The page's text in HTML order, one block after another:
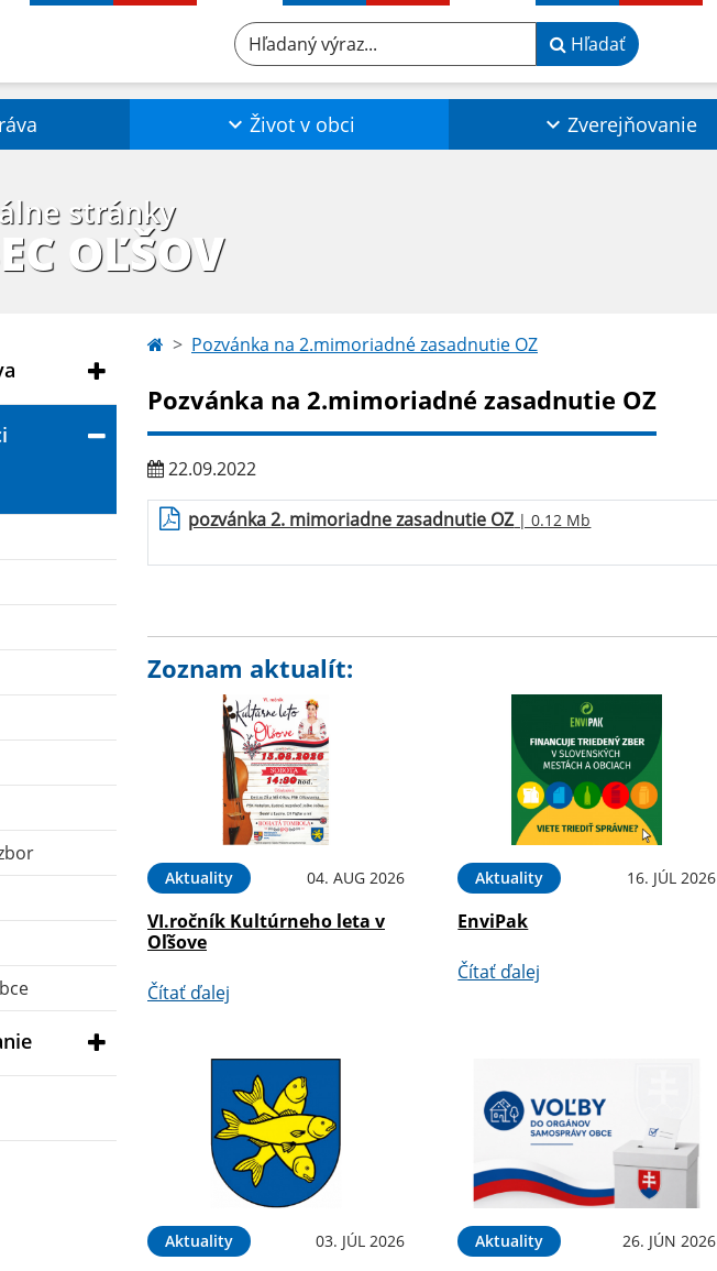
Hľadaný výraz... Hľadať
Život v obci Zverejňovanie
stránky
OĽŠOV
Pozvánka na 2.mimoriadné zasadnutie OZ
Pozvánka na 2.mimoriadné zasadnutie OZ
22.09.2022
pozvánka 2. mimoriadne zasadnutie OZ| 0.12 Mb
Zoznam aktualít:
Aktuality 04. AUG 2026
VI.ročník Kultúrneho leta v
Oľšove
Čítať ďalej
Aktuality 16. JÚL 2026
EnviPak
Čítať ďalej
Aktuality 03. JÚL 2026 Aktuality 26. JÚN 2026